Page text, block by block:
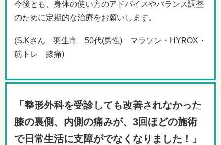
今後とも、身体の使い方のアドバイスやバランス調整
のために定期的な治療をお願いします。
(S.Kさん 羽生市 50代(男性) マラソン・HYROX・
筋トレ 膝痛)
「整形外科を受診しても改善されなかった
膝の裏側、内側の痛みが、3回ほどの施術
で日常生活に支障がでなくなりました！」